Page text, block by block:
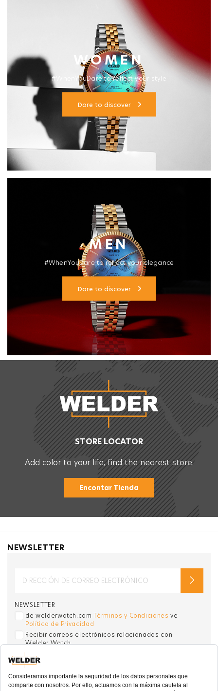
WOMEN
#WhenYouDare to reflect your style
Dare to discover
MEN
#WhenYouDare to reflect your elegance
Dare to discover
STORE LOCATOR
Add color to your life, find the nearest store.
Encontar Tienda
NEWSLETTER
NEWSLETTER
de welderwatch.comTérminos y Condiciones ve
Política de Privacidad
Recibir correos electrónicos relacionados con
Welder Watch
consent to its use. .